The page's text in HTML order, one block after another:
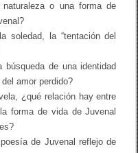
o una forma de
soledad, la “tentación del
de una identidad
amor perdido?
¿qué relación hay entre
forma de vida de Juvenal
de Juvenal reflejo de